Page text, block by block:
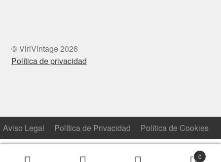
© ViriVintage 2026
Política de privacidad
0
Aviso Legal Política de Privacidad Política de Cookies